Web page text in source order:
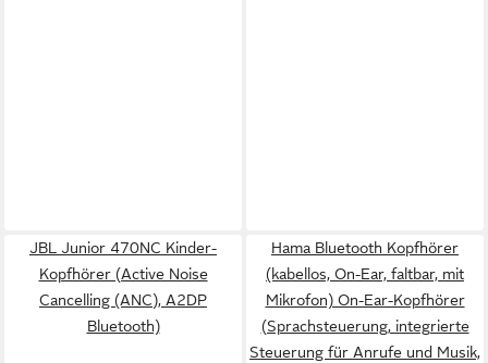
JBL Junior 470NC Kinder-
Kopfhörer (Active Noise
Cancelling (ANC), A2DP
Bluetooth)
Hama Bluetooth Kopfhörer
(kabellos, On-Ear, faltbar, mit
Mikrofon) On-Ear-Kopfhörer
(Sprachsteuerung, integrierte
Steuerung für Anrufe und Musik,